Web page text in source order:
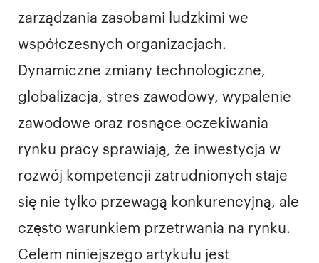
zarządzania zasobami ludzkimi we
współczesnych organizacjach.
Dynamiczne zmiany technologiczne,
globalizacja, stres zawodowy, wypalenie
zawodowe oraz rosnące oczekiwania
rynku pracy sprawiają, że inwestycja w
rozwój kompetencji zatrudnionych staje
się nie tylko przewagą konkurencyjną, ale
często warunkiem przetrwania na rynku.
Celem niniejszego artykułu jest